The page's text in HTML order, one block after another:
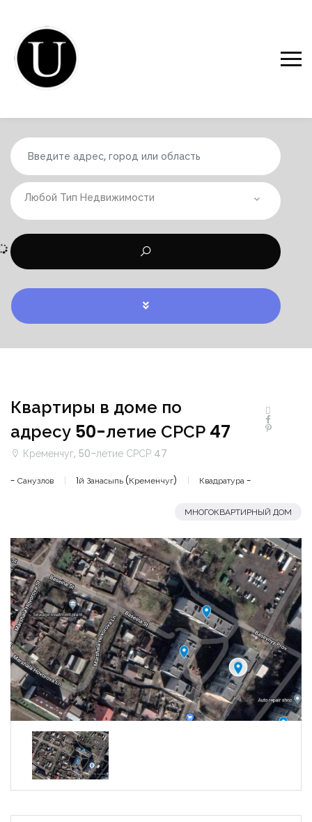
Любой Тип Недвижимости
Квартиры в доме по
адресу 50-летие СРСР 47
Кременчуг, 50-летие СРСР 47
- Санузлов 1й Занасыпь (Кременчуг) Квадратура -
МНОГОКВАРТИРНЫЙ ДОМ